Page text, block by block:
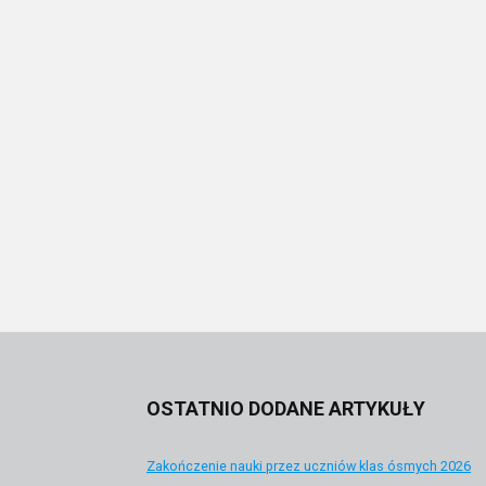
OSTATNIO DODANE ARTYKUŁY
Zakończenie nauki przez uczniów klas ósmych 2026